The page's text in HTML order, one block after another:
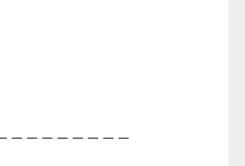
－－－－－－－